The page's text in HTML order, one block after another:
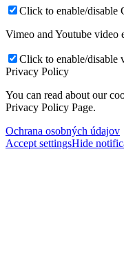
Click to enable/disable
Vimeo and Youtube video
Click to enable/disable
Privacy Policy
You can read about our
Privacy Policy Page.
Ochrana osobných údajov
Accept settingsHide